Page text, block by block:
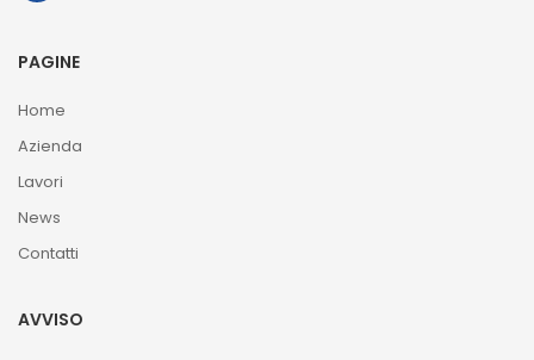
PAGINE
Home
Azienda
Lavori
News
Contatti
AVVISO